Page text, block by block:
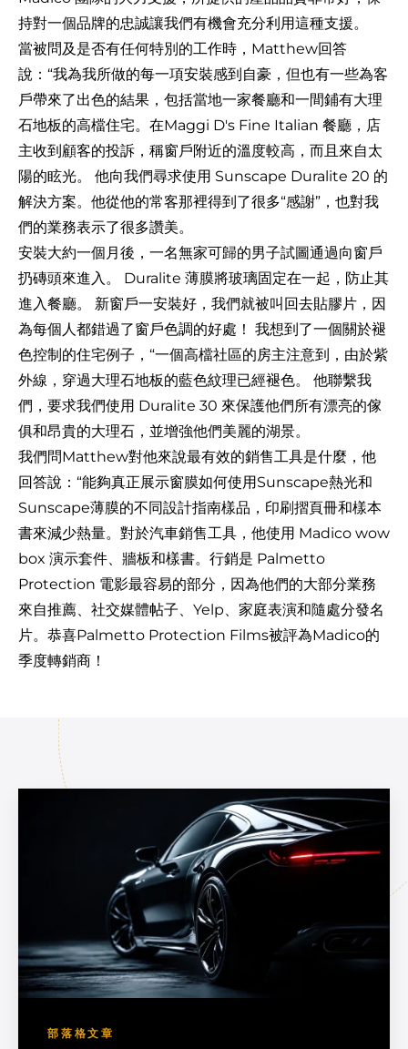
持對一個品牌的忠誠讓我們有機會充分利用這種支援。
當被問及是否有任何特別的工作時，Matthew回答
說：“我為我所做的每一項安裝感到自豪，但也有一些為客
戶帶來了出色的結果，包括當地一家餐廳和一間鋪有大理
石地板的高檔住宅。在Maggi D's Fine Italian 餐廳，店
主收到顧客的投訴，稱窗戶附近的溫度較高，而且來自太
陽的眩光。 他向我們尋求使用 Sunscape Duralite 20 的
解決方案。他從他的常客那裡得到了很多“感謝”，也對我
們的業務表示了很多讚美。
安裝大約一個月後，一名無家可歸的男子試圖通過向窗戶
扔磚頭來進入。 Duralite 薄膜將玻璃固定在一起，防止其
進入餐廳。 新窗戶一安裝好，我們就被叫回去貼膠片，因
為每個人都錯過了窗戶色調的好處！ 我想到了一個關於褪
色控制的住宅例子，“一個高檔社區的房主注意到，由於紫
外線，穿過大理石地板的藍色紋理已經褪色。 他聯繫我
們，要求我們使用 Duralite 30 來保護他們所有漂亮的傢
俱和昂貴的大理石，並增強他們美麗的湖景。
我們問Matthew對他來說最有效的銷售工具是什麼，他
回答說：“能夠真正展示窗膜如何使用Sunscape熱光和
Sunscape薄膜的不同設計指南樣品，印刷摺頁冊和樣本
書來減少熱量。對於汽車銷售工具，他使用 Madico wow
box 演示套件、牆板和樣書。行銷是 Palmetto
Protection 電影最容易的部分，因為他們的大部分業務
來自推薦、社交媒體帖子、Yelp、家庭表演和隨處分發名
片。恭喜Palmetto Protection Films被評為Madico的
季度轉銷商！
部落格文章